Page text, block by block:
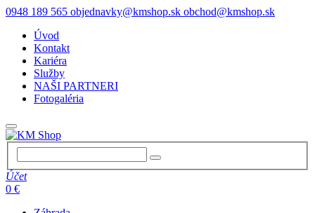
0948 189 565 objednavky@kmshop.sk obchod@kmshop.sk
Úvod
Kontakt
Kariéra
Služby
NAŠI PARTNERI
Fotogaléria
Účet
0 €